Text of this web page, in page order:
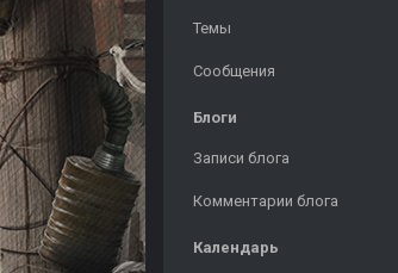
Темы
Сообщения
Блоги
Записи блога
Комментарии блога
Календарь